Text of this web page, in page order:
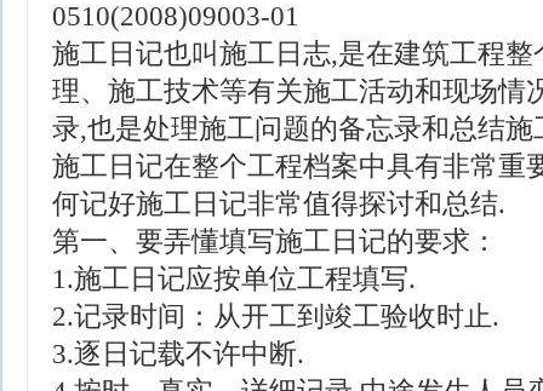
0510(2008)09003-01
施工日记也叫施工日志,是在建筑工程
理、施工技术等有关施工活动和现场情
录,也是处理施工问题的备忘录和总结
施工日记在整个工程档案中具有非常重
何记好施工日记非常值得探讨和总结.
第一、要弄懂填写施工日记的要求：
1.施工日记应按单位工程填写.
2.记录时间：从开工到竣工验收时止.
3.逐日记载不许中断.